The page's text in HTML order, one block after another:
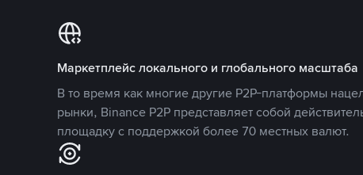
Маркетплейс локального и глобального масштаба
В то время как многие другие P2P-платформы
рынки, Binance P2P представляет собой
площадку с поддержкой более 70 местных валют.